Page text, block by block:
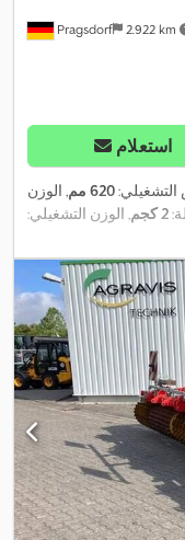
Pragsdorf 2.922 km
استعلام
620 مم
, الوزن
2 كجم
, الوزن التشغيلي: